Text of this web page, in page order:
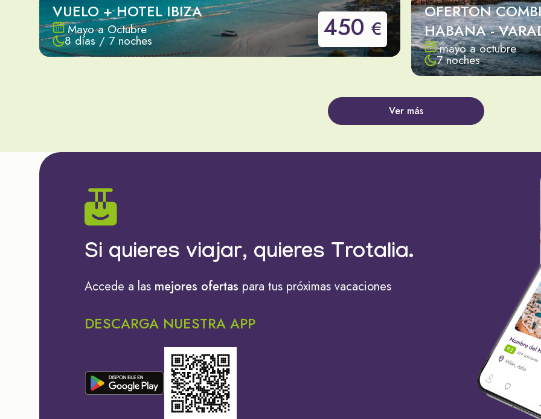
VUELO + HOTEL IBIZA
Mayo a Octubre
8 días / 7 noches 450 €
OFERTON
HABANA -
mayo a octubre
7 noches
Ver más
Si quieres viajar, quieres Trotalia.
Accede a las mejores ofertas para tus próximas vacaciones
DESCARGA NUESTRA APP